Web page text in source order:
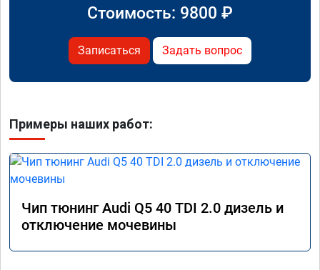
Стоимость: 9800 ₽
Записаться Задать вопрос
Примеры наших работ:
Чип тюнинг Audi Q5 40 TDI 2.0 дизель и
отключение мочевины